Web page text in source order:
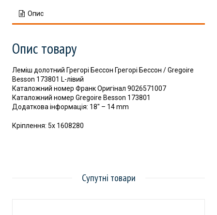
Опис
Опис товару
Леміш долотний Грегорі Бессон Грегорі Бессон / Gregoire
Besson 173801 L-лівий
Каталожний номер Франк Оригінал 9026571007
Каталожний номер Gregoire Besson 173801
Додаткова інформація: 18″ – 14 mm
Кріплення: 5x 1608280
Супутні товари